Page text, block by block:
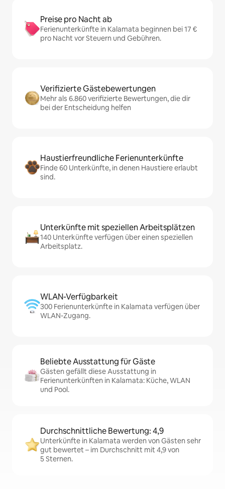
Preise pro Nacht ab
Ferienunterkünfte in Kalamata beginnen bei 17 €
pro Nacht vor Steuern und Gebühren.
Verifizierte Gästebewertungen
Mehr als 6.860 verifizierte Bewertungen, die dir
bei der Entscheidung helfen
Haustierfreundliche Ferienunterkünfte
Finde 60 Unterkünfte, in denen Haustiere erlaubt
sind.
Unterkünfte mit speziellen Arbeitsplätzen
140 Unterkünfte verfügen über einen speziellen
Arbeitsplatz.
WLAN-Verfügbarkeit
300 Ferienunterkünfte in Kalamata verfügen über
WLAN-Zugang.
Beliebte Ausstattung für Gäste
Gästen gefällt diese Ausstattung in
Ferienunterkünften in Kalamata: Küche, WLAN
und Pool.
Durchschnittliche Bewertung: 4,9
Unterkünfte in Kalamata werden von Gästen sehr
gut bewertet – im Durchschnitt mit 4,9 von
5 Sternen.